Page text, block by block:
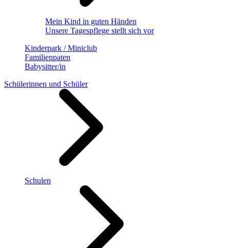
Mein Kind in guten Händen
Unsere Tagespflege stellt sich vor
Kinderpark / Miniclub
Familienpaten
Babysitter/in
Schülerinnen und Schüler
Schulen